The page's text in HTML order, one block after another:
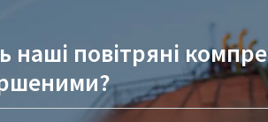
наші повітряні